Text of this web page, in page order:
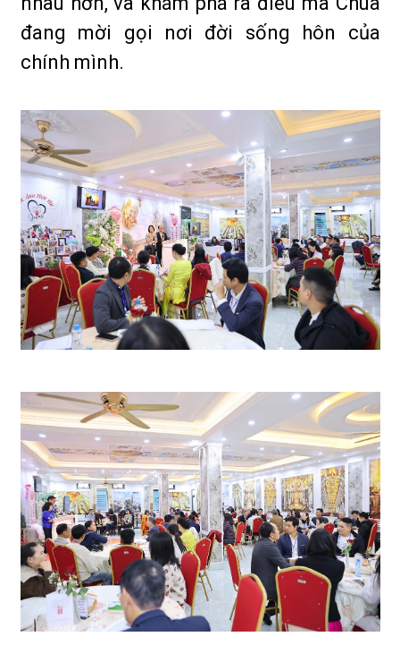
đang mời gọi nơi đời sống hôn của
chính mình.